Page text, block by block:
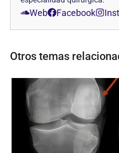
Web Facebook
Otros temas